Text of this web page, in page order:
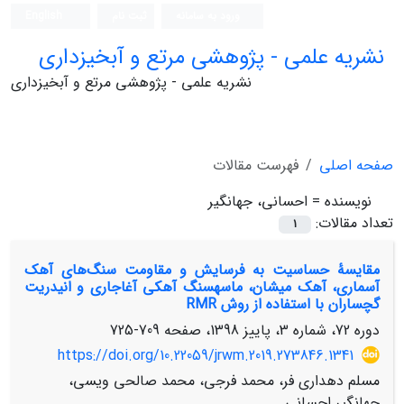
نشریه علمی - پژوهشی مرتع و آبخیزداری
نشریه علمی - پژوهشی مرتع و آبخیزداری
صفحه اصلی
فهرست مقالات
نویسنده = احسانی، جهانگیر
تعداد مقالات:
1
مقایسۀ حساسیت به فرسایش و مقاومت سنگ‌های آهک
آسماری، آهک میشان، ماسهسنگ آهکی آغاجاری و انیدریت
گچساران با استفاده از روش RMR
دوره 72، شماره 3، پاییز 1398، صفحه
709-725
https://doi.org/10.22059/jrwm.2019.273846.1341
مسلم دهداری فر، محمد فرجی، محمد صالحی ویسی،